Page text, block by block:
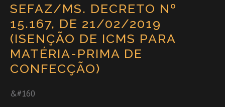
SEFAZ/MS. DECRETO Nº
15.167, DE 21/02/2019
(ISENÇÃO DE ICMS PARA
MATÉRIA-PRIMA DE
CONFECÇÃO)
&#160